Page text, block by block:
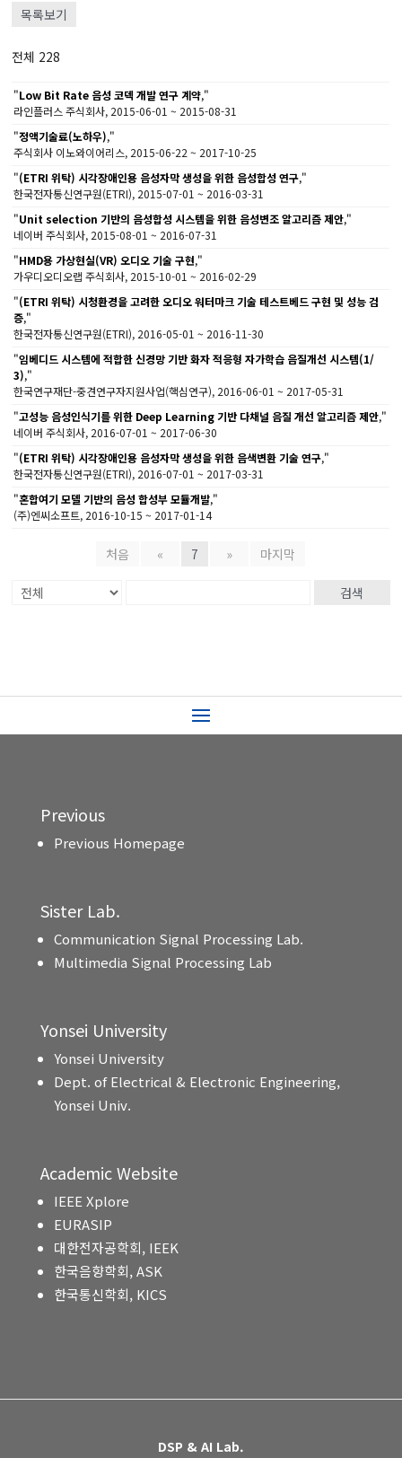
목록보기
전체 228
"Low Bit Rate 음성 코덱 개발 연구 계약,"
라인플러스 주식회사, 2015-06-01 ~ 2015-08-31
"정액기술료(노하우),"
주식회사 이노와이어리스, 2015-06-22 ~ 2017-10-25
"(ETRI 위탁) 시각장애인용 음성자막 생성을 위한 음성합성 연구,"
한국전자통신연구원(ETRI), 2015-07-01 ~ 2016-03-31
"Unit selection 기반의 음성합성 시스템을 위한 음성변조 알고리즘 제안,"
네이버 주식회사, 2015-08-01 ~ 2016-07-31
"HMD용 가상현실(VR) 오디오 기술 구현,"
가우디오디오랩 주식회사, 2015-10-01 ~ 2016-02-29
"(ETRI 위탁) 시청환경을 고려한 오디오 워터마크 기술 테스트베드 구현 및 성능 검
증,"
한국전자통신연구원(ETRI), 2016-05-01 ~ 2016-11-30
"임베디드 시스템에 적합한 신경망 기반 화자 적응형 자가학습 음질개선 시스템(1/
3),"
한국연구재단-중견연구자지원사업(핵심연구), 2016-06-01 ~ 2017-05-31
"고성능 음성인식기를 위한 Deep Learning 기반 다채널 음질 개선 알고리즘 제안,"
네이버 주식회사, 2016-07-01 ~ 2017-06-30
"(ETRI 위탁) 시각장애인용 음성자막 생성을 위한 음색변환 기술 연구,"
한국전자통신연구원(ETRI), 2016-07-01 ~ 2017-03-31
"혼합여기 모델 기반의 음성 합성부 모듈개발,"
(주)엔씨소프트, 2016-10-15 ~ 2017-01-14
처음 « 7 » 마지막
검색
Previous
Previous Homepage
Sister Lab.
Communication Signal Processing Lab.
Multimedia Signal Processing Lab
Yonsei University
Yonsei University
Dept. of Electrical & Electronic Engineering,
Yonsei Univ.
Academic Website
IEEE Xplore
EURASIP
대한전자공학회, IEEK
한국음향학회, ASK
한국통신학회, KICS
DSP & AI Lab.